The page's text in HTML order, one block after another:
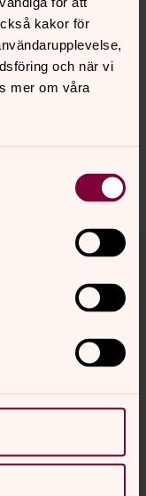
kakor för
och när vi
mer om våra
bilder, kontakta
0702670923.